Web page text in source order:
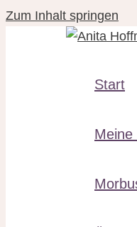
Zum Inhalt springen
Start
Meine